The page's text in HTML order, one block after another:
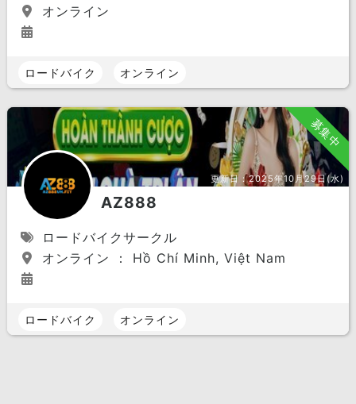
オンライン
ロードバイク オンライン
募集中
更新日：2025年10月29日(水)
AZ888
ロードバイクサークル
オンライン ： Hồ Chí Minh, Việt Nam
ロードバイク オンライン